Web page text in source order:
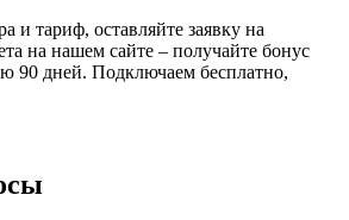
и тариф, оставляйте заявку на
на нашем сайте – получайте бонус
90 дней. Подключаем бесплатно,